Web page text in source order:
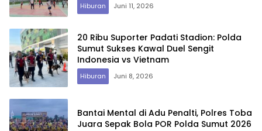
Hiburan Juni 11, 2026
20 Ribu Suporter Padati Stadion: Polda
Sumut Sukses Kawal Duel Sengit
Indonesia vs Vietnam
Hiburan Juni 8, 2026
Bantai Mental di Adu Penalti, Polres Toba
Juara Sepak Bola POR Polda Sumut 2026